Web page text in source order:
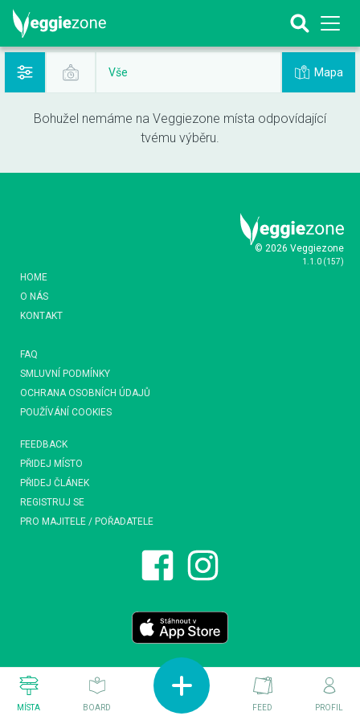
Vše Mapa
Bohužel nemáme na Veggiezone místa odpovídající
tvému výběru.
© 2026 Veggiezone
1.1.0 (157)
HOME
O NÁS
KONTAKT
FAQ
SMLUVNÍ PODMÍNKY
OCHRANA OSOBNÍCH ÚDAJŮ
POUŽÍVÁNÍ COOKIES
FEEDBACK
PŘIDEJ MÍSTO
PŘIDEJ ČLÁNEK
REGISTRUJ SE
PRO MAJITELE / POŘADATELE
MÍSTA BOARD FEED PROFIL